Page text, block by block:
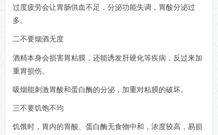
过度疲劳会让胃肠供血不足，分泌功能失调，胃酸分泌过
多。
二不要烟酒无度
酒精本身会损害胃粘膜，还能诱发肝硬化等疾病，反过来加
重胃损伤。
吸烟能刺激胃酸和蛋白酶的分泌，加重对粘膜的破坏。
三不要饥饱不均
饥饿时，胃内的胃酸、蛋白酶无食物中和，浓度较高，易损